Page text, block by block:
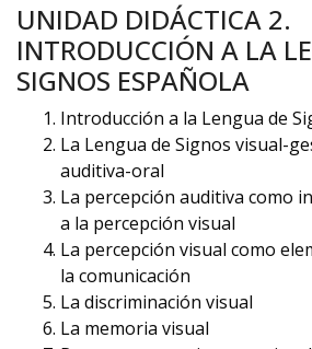
UNIDAD DIDÁCTICA 2.
INTRODUCCIÓN A LA
SIGNOS ESPAÑOLA
Introducción a la Lengua de
La Lengua de Signos visual-
auditiva-oral
La percepción auditiva como
a la percepción visual
La percepción visual como
la comunicación
La discriminación visual
La memoria visual